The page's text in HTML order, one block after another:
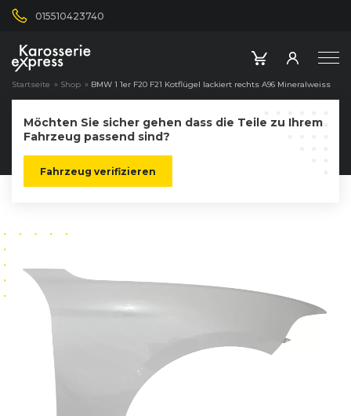
015510423740
Startseite » Shop » BMW 1 1er F20 F21 Kotflügel lackiert rechts A96 Mineralweiss
Möchten Sie sicher gehen dass die Teile zu Ihrem
Fahrzeug passend sind?
Fahrzeug verifizieren